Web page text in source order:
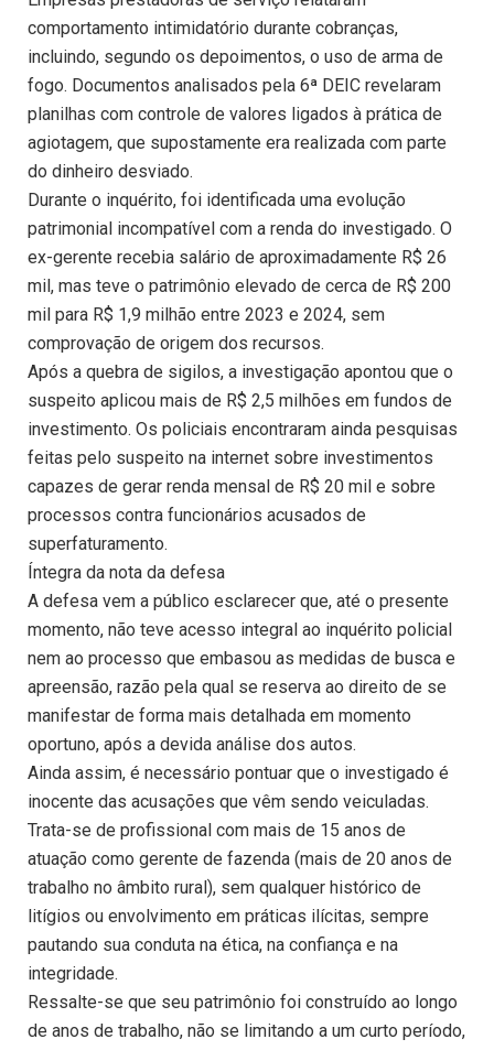
comportamento intimidatório durante cobranças,
incluindo, segundo os depoimentos, o uso de arma de
fogo. Documentos analisados pela 6ª DEIC revelaram
planilhas com controle de valores ligados à prática de
agiotagem, que supostamente era realizada com parte
do dinheiro desviado.
Durante o inquérito, foi identificada uma evolução
patrimonial incompatível com a renda do investigado. O
ex-gerente recebia salário de aproximadamente R$ 26
mil, mas teve o patrimônio elevado de cerca de R$ 200
mil para R$ 1,9 milhão entre 2023 e 2024, sem
comprovação de origem dos recursos.
Após a quebra de sigilos, a investigação apontou que o
suspeito aplicou mais de R$ 2,5 milhões em fundos de
investimento. Os policiais encontraram ainda pesquisas
feitas pelo suspeito na internet sobre investimentos
capazes de gerar renda mensal de R$ 20 mil e sobre
processos contra funcionários acusados de
superfaturamento.
Íntegra da nota da defesa
A defesa vem a público esclarecer que, até o presente
momento, não teve acesso integral ao inquérito policial
nem ao processo que embasou as medidas de busca e
apreensão, razão pela qual se reserva ao direito de se
manifestar de forma mais detalhada em momento
oportuno, após a devida análise dos autos.
Ainda assim, é necessário pontuar que o investigado é
inocente das acusações que vêm sendo veiculadas.
Trata-se de profissional com mais de 15 anos de
atuação como gerente de fazenda (mais de 20 anos de
trabalho no âmbito rural), sem qualquer histórico de
litígios ou envolvimento em práticas ilícitas, sempre
pautando sua conduta na ética, na confiança e na
integridade.
Ressalte-se que seu patrimônio foi construído ao longo
de anos de trabalho, não se limitando a um curto período,